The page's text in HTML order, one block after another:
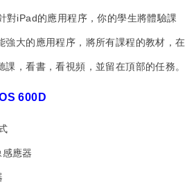
對iPad的應用程序，你的學生將體驗課
強大的應用程序，將所有課程的教材，在
，看書，看視頻，並留在頂部的任務。
600D
應器